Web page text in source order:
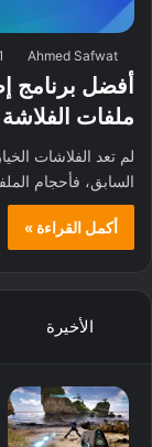
Ahmed Safwat
1
أفضل برنامج
ملفات
لم تعد الفلاشات
السابق، فأحجام
أكمل القراءة »
الأخيرة